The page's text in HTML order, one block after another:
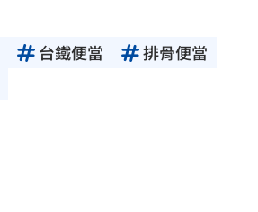
台鐵便當
排骨便當